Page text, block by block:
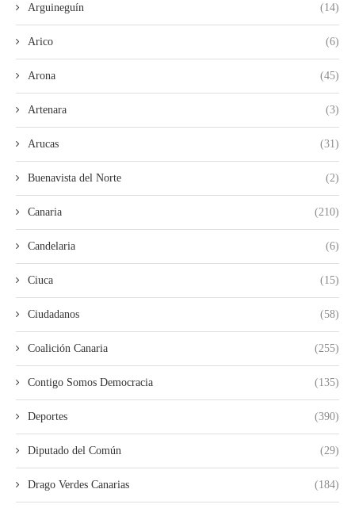
Arguineguín (14)
Arico (6)
Arona (45)
Artenara (3)
Arucas (31)
Buenavista del Norte (2)
Canaria (210)
Candelaria (6)
Ciuca (15)
Ciudadanos (58)
Coalición Canaria (255)
Contigo Somos Democracia (135)
Deportes (390)
Diputado del Común (29)
Drago Verdes Canarias (184)